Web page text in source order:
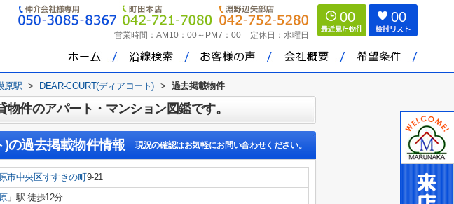
営業時間： AM10：00～PM7：00 定休日： 水曜日
00 00
原駅 > DEAR-COURT(ディアコート) > 過去掲載物件
件のアパート・マンション図鑑です。
)の過去掲載物件情報 現況の確認はお気軽にお問い合わせください。
市中央区すすきの町9-21
」駅 徒歩12分